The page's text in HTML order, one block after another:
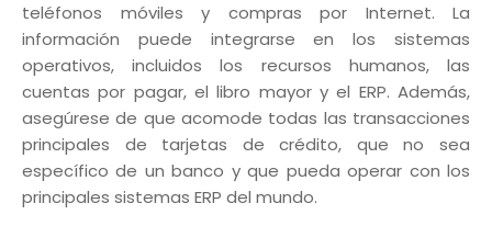
teléfonos móviles y compras por Internet. La
información puede integrarse en los sistemas
operativos, incluidos los recursos humanos, las
cuentas por pagar, el libro mayor y el ERP. Además,
asegúrese de que acomode todas las transacciones
principales de tarjetas de crédito, que no sea
específico de un banco y que pueda operar con los
principales sistemas ERP del mundo.